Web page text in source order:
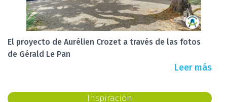
El proyecto de Aurélien Crozet a través de las fotos
de Gérald Le Pan
Leer más
Inspiración